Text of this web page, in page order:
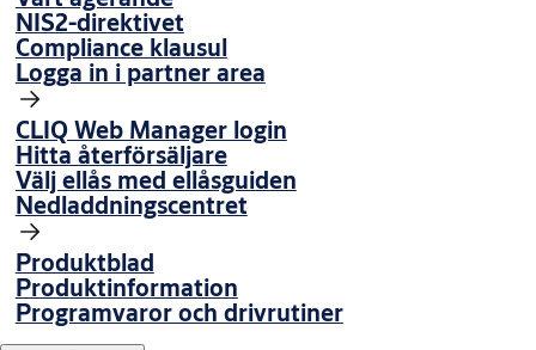
NIS2-direktivet
Compliance klausul
Logga in i partner area
CLIQ Web Manager login
Hitta återförsäljare
Välj ellås med ellåsguiden
Nedladdningscentret
Produktblad
Produktinformation
Programvaror och drivrutiner